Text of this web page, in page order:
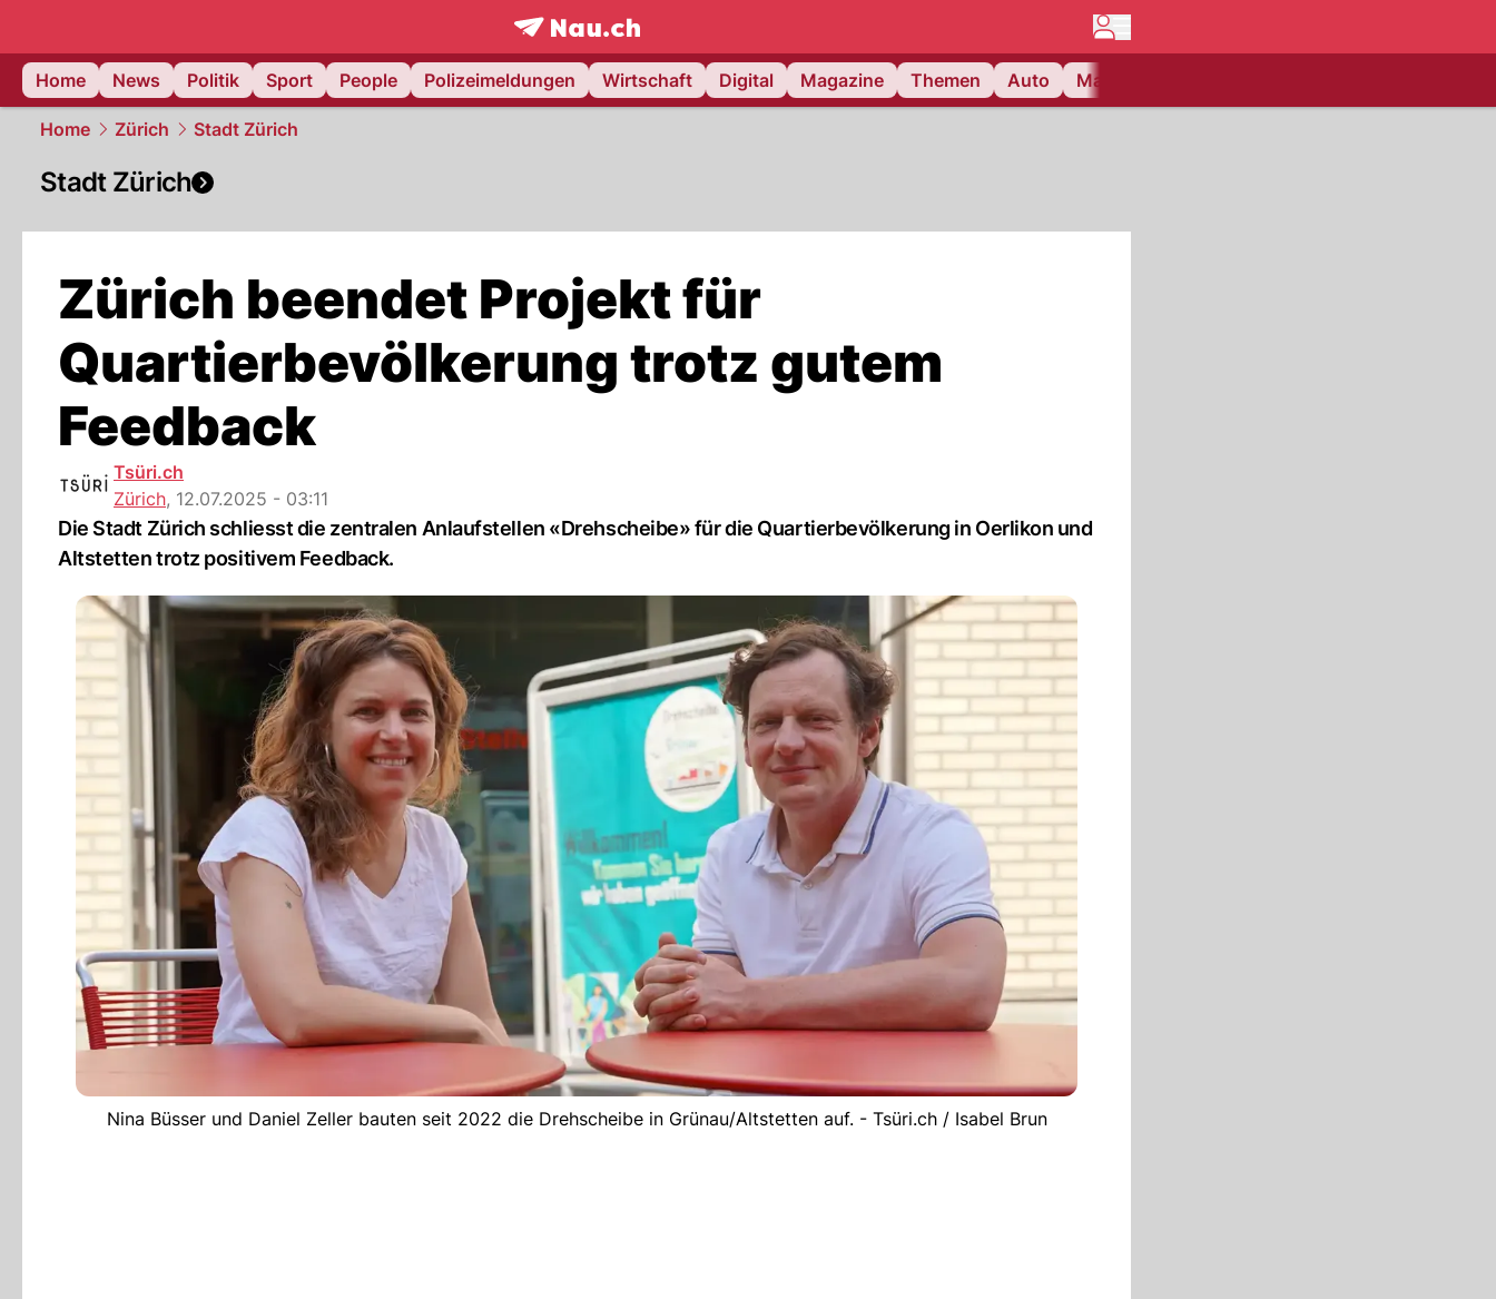
frontpage.NAU.ch
Home
News Politik Sport People Polizeimeldungen Wirtschaft Digital Magazine Themen Auto Matchcenter
Home Zürich Stadt Zürich
Stadt Zürich
Zürich beendet Projekt für
Quartierbevölkerung trotz gutem
Feedback
Tsüri.ch
Zürich, 12.07.2025 - 03:11
Die Stadt Zürich schliesst die zentralen Anlaufstellen «Drehscheibe» für die Quartierbevölkerung in Oerlikon und
Altstetten trotz positivem Feedback.
Nina Büsser und Daniel Zeller bauten seit 2022 die Drehscheibe in Grünau/Altstetten auf. - Tsüri.ch / Isabel Brun